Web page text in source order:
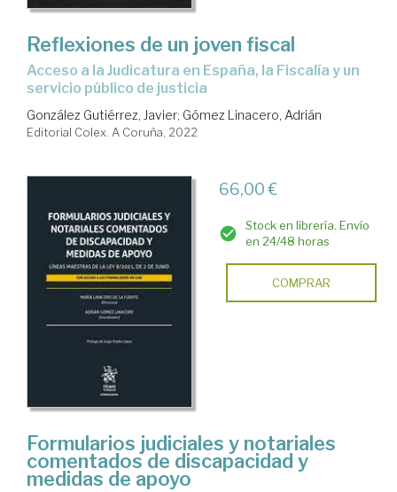
Reflexiones de un joven fiscal
Acceso a la Judicatura en España, la Fiscalía y un
servicio público de justicia
González Gutiérrez, Javier; Gómez Linacero, Adrián
Editorial Colex. A Coruña, 2022
66,00 €
Stock en librería. Envío
en 24/48 horas
COMPRAR
Formularios judiciales y notariales
comentados de discapacidad y
medidas de apoyo